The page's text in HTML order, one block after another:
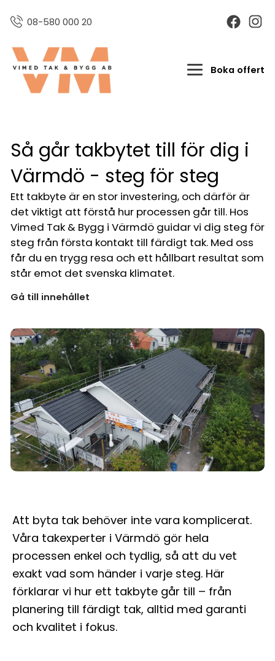
08-580 000 20
Boka offert
Så går takbytet till för dig i
Värmdö - steg för steg
Ett takbyte är en stor investering, och därför är
det viktigt att förstå hur processen går till. Hos
Vimed Tak & Bygg i Värmdö guidar vi dig steg för
steg från första kontakt till färdigt tak. Med oss
får du en trygg resa och ett hållbart resultat som
står emot det svenska klimatet.
Gå till innehållet
Att byta tak behöver inte vara komplicerat.
Våra takexperter i Värmdö gör hela
processen enkel och tydlig, så att du vet
exakt vad som händer i varje steg. Här
förklarar vi hur ett takbyte går till – från
planering till färdigt tak, alltid med garanti
och kvalitet i fokus.